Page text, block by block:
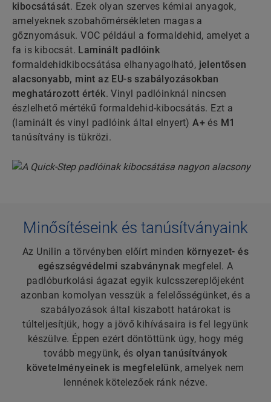
kibocsátását. Ezek olyan szerves kémiai anyagok,
amelyeknek szobahőmérsékleten magas a
gőznyomásuk. VOC például a formaldehid, amelyet a
fa is kibocsát. Laminált padlóink
formaldehidkibocsátása elhanyagolható, jelentősen
alacsonyabb, mint az EU-s szabályozásokban
meghatározott érték. Vinyl padlóinknál nincsen
észlelhető mértékű formaldehid-kibocsátás. Ezt a
(laminált és vinyl padlóink által elnyert)A+ és M1
tanúsítvány is tükrözi.
Minősítéseink és tanúsítványaink
Az Unilin a törvényben előírt minden környezet- és
egészségvédelmi szabványnak megfelel. A
padlóburkolási ágazat egyik kulcsszereplőjeként
azonban komolyan vesszük a felelősségünket, és a
szabályozások által kiszabott határokat is
túlteljesítjük, hogy a jövő kihívásaira is fel legyünk
készülve. Éppen ezért döntöttünk úgy, hogy még
tovább megyünk, és olyan tanúsítványok
követelményeinek is megfelelünk, amelyek nem
lennének kötelezőek ránk nézve.